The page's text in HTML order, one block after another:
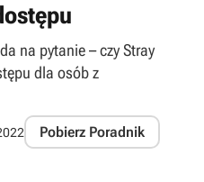
na pytanie – czy Stray
dla osób z
Pobierz Poradnik